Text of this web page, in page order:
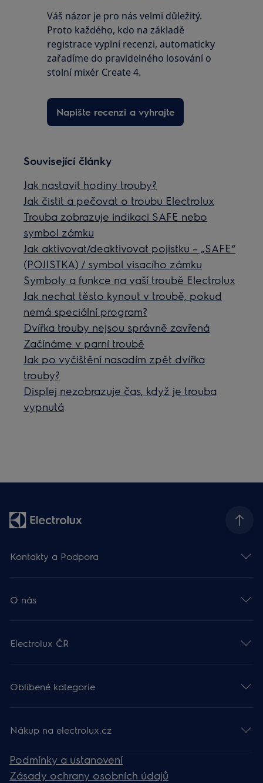
Váš názor je pro nás velmi důležitý.
Proto každého, kdo na základě
registrace vyplní recenzi, automaticky
zařadíme do pravidelného losování o
stolní mixér Create 4.
Napište recenzi a vyhrajte
Související články
Jak nastavit hodiny trouby?
Jak čistit a pečovat o troubu Electrolux
Trouba zobrazuje indikaci SAFE nebo
symbol zámku
Jak aktivovat/deaktivovat pojistku – „SAFE“
(POJISTKA) / symbol visacího zámku
Symboly a funkce na vaší troubě Electrolux
Jak nechat těsto kynout v troubě, pokud
nemá speciální program?
Dvířka trouby nejsou správně zavřená
Začínáme v parní troubě
Jak po vyčištění nasadím zpět dvířka
trouby?
Displej nezobrazuje čas, když je trouba
vypnutá
Kontakty a Podpora
O nás
Electrolux ČR
Oblíbené kategorie
Nákup na electrolux.cz
Podmínky a ustanovení
Zásady ochrany osobních údajů